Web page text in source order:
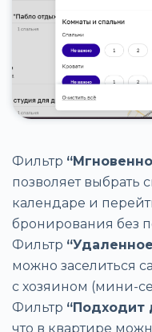
Фильтр
позволяет выбрать
календаре и
бронирования без
Фильтр
можно заселиться
с хозяином (мини-
Фильтр “Подходит
что в квартире